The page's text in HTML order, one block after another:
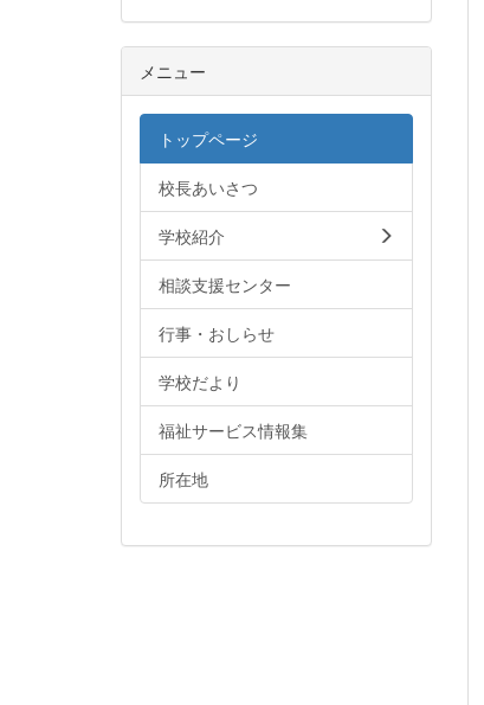
メニュー
トップページ
校長あいさつ
学校紹介
相談支援センター
行事・おしらせ
学校だより
福祉サービス情報集
所在地